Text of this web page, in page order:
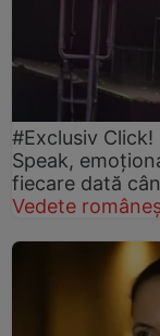
#Exclusiv Click!
Speak,
fiecare dată
Vedete